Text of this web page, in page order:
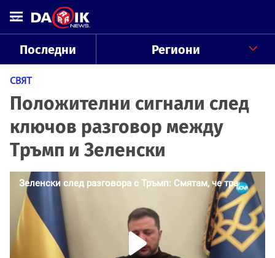
Последни Региони
СВЯТ
Положителни сигнали след
ключов разговор между
Тръмп и Зеленски